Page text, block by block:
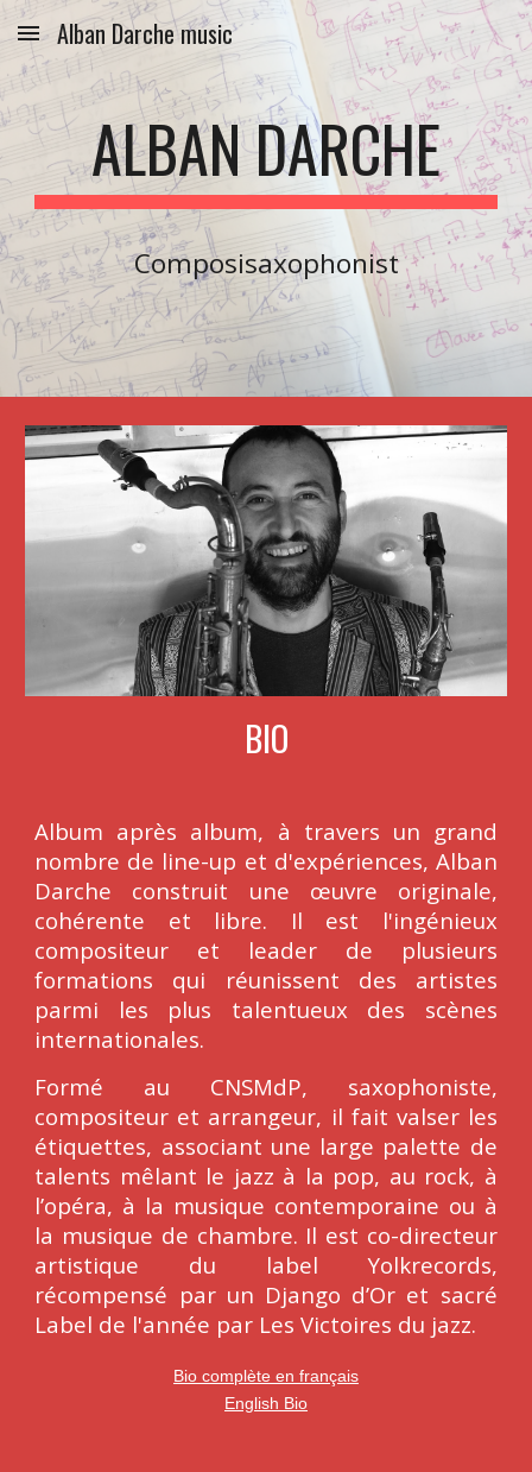
Skip to main content Skip to navigation
Alban Darche music
ALBAN DARCHE
Composisaxophonist
BIO
Album après album, à travers un grand
nombre de line-up et d'expériences, Alban
Darche construit une œuvre originale,
cohérente et libre. Il est l'ingénieux
compositeur et leader de plusieurs
formations qui réunissent des artistes
parmi les plus talentueux des scènes
internationales.
Formé au CNSMdP, saxophoniste,
compositeur et arrangeur, il fait valser les
étiquettes, associant une large palette de
talents mêlant le jazz à la pop, au rock, à
l’opéra, à la musique contemporaine ou à
la musique de chambre. Il est co-directeur
artistique du label Yolkrecords,
récompensé par un Django d’Or et sacré
Label de l'année par Les Victoires du jazz.
Bio complète en français
English Bio